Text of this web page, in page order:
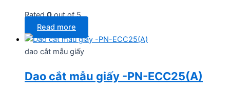
Rated0out of 5
Read more
dao cắt mẫu giấy
Dao cắt mẫu giấy -PN-ECC25(A)